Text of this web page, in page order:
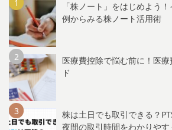
「株ノート」をはじめよう
例からみる株ノート活用術
医療費控除で悩む前に！医
ド
株は土日でも取引できる？
夜間の取引時間をわかりやす